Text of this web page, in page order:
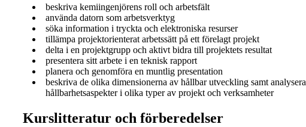
beskriva kemiingenjörens roll och arbetsfält
använda datorn som arbetsverktyg
söka information i tryckta och elektroniska resurser
tillämpa projektorienterat arbetssätt på ett förelagt projekt
delta i en projektgrupp och aktivt bidra till projektets resultat
presentera sitt arbete i en teknisk rapport
planera och genomföra en muntlig presentation
beskriva de olika dimensionerna av hållbar utveckling samt analysera
hållbarhetsaspekter i olika typer av projekt och verksamheter
Kurslitteratur och förberedelser